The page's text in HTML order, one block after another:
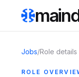
Jobs/Role details
ROLE